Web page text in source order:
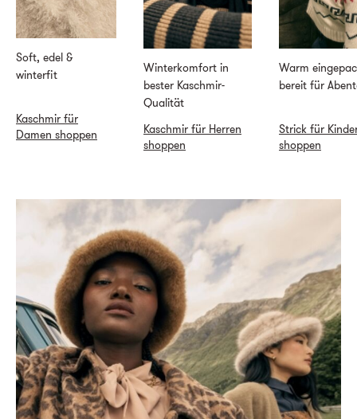
Soft, edel &
winterfit
Kaschmir für
Damen shoppen
Winterkomfort in
bester Kaschmir-
Qualität
Kaschmir für Herren
shoppen
Warm
bereit für
Strick für
shoppen